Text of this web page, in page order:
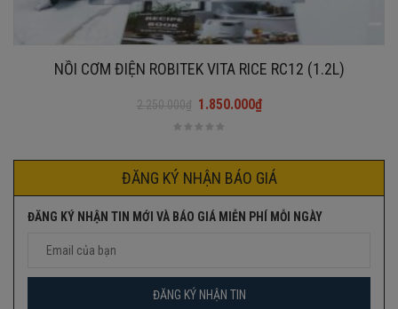
NỒI CƠM ĐIỆN ROBITEK VITA RICE RC12 (1.2L)
2.250.000₫ 1.850.000₫
ĐĂNG KÝ NHẬN BÁO GIÁ
ĐĂNG KÝ NHẬN TIN MỚI VÀ BÁO GIÁ MIỄN PHÍ MỖI NGÀY